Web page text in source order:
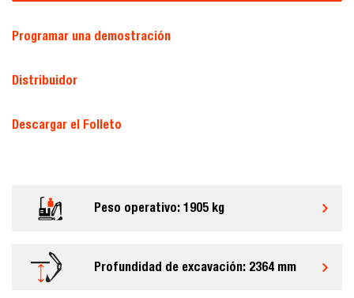
Programar una demostración
Distribuidor
Descargar el Folleto
Peso operativo: 1905 kg
Profundidad de excavación: 2364 mm